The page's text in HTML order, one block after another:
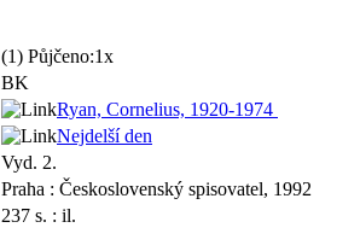
(1) Půjčeno:1x
BK
Ryan, Cornelius, 1920-1974
Nejdelší den
Vyd. 2.
Praha : Československý spisovatel, 1992
237 s. : il.